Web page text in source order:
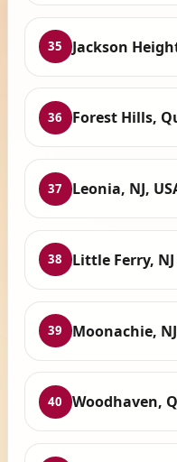
35 Jackson
36 Forest Hills,
37 Leonia, NJ,
38 Little Ferry, NJ
39 Moonachie,
40 Woodhaven,